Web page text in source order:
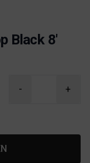
Black 8'
- +